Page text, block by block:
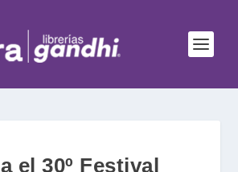
el 30º Festival